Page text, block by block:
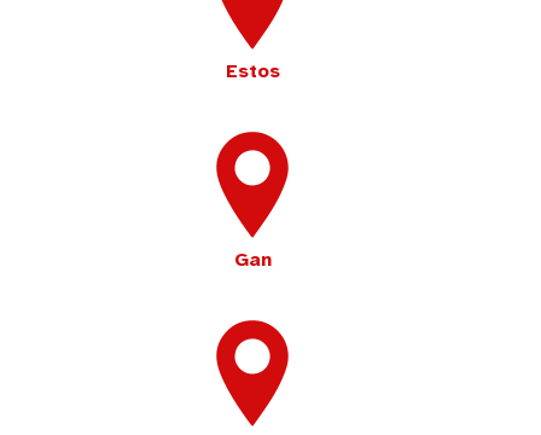
Estos
Gan